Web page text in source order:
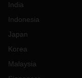
India
Indonesia
Japan
Korea
Malaysia